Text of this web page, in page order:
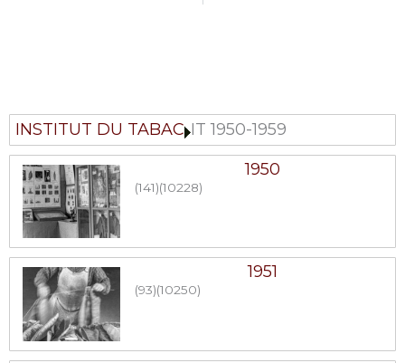
INSTITUT DU TABAC IT 1950-1959
1950
(141)(10228)
1951
(93)(10250)